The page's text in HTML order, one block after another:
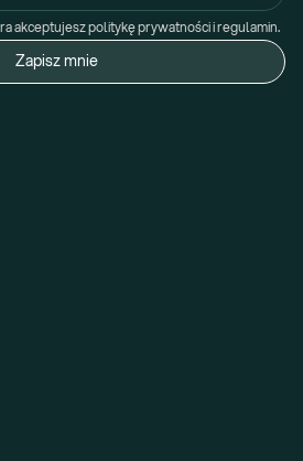
akceptujesz politykę prywatności i regulamin.
Zapisz mnie